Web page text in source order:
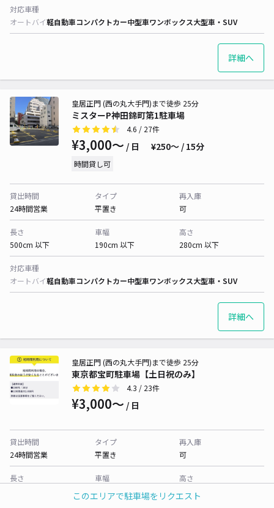
このエリアで駐車場をリクエスト
対応車種
オートバイ軽自動車コンパクトカー中型車ワンボックス大型車・SUV
詳細へ
ミスターP神田錦町第1駐車場
皇居正門 (西の丸大手門)まで徒歩 25分
4.6 / 27件
¥3,000〜 / 日 ¥250〜 / 15分
時間貸し可
貸出時間
24時間営業
タイプ
平置き
再入庫
可
長さ
500cm 以下
車幅
190cm 以下
高さ
280cm 以下
対応車種
オートバイ軽自動車コンパクトカー中型車ワンボックス大型車・SUV
詳細へ
東京都宝町駐車場【土日祝のみ】
皇居正門 (西の丸大手門)まで徒歩 25分
4.3 / 23件
¥3,000〜 / 日
貸出時間
24時間営業
タイプ
平置き
再入庫
可
長さ
車幅
210cm 以下
高さ
200cm 以下